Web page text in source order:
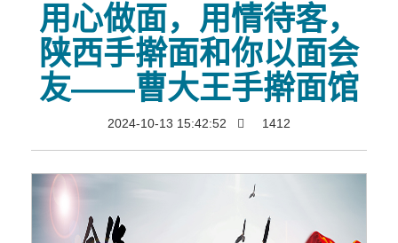
用心做面，用情待客，
陕西手擀面和你以面会
友——曹大王手擀面馆
2024-10-13 15:42:52 1412